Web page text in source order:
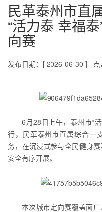
民革泰州市直
“活力泰 幸福
向赛
发布日期：[ 2026-06-30 ]
6月28日上午，泰州市“
行，民革泰州市直属综合一
务，在沉浸式参与全民健身
安全有序开展。
本次城市定向赛覆盖面